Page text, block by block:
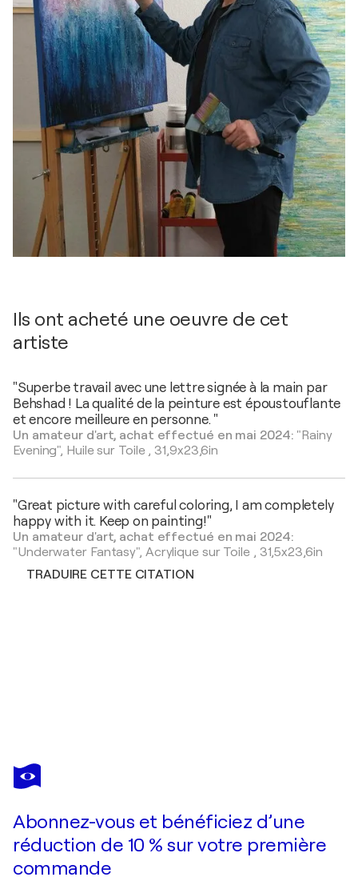
Ils ont acheté une oeuvre de cet
artiste
"Superbe travail avec une lettre signée à la main par
Behshad ! La qualité de la peinture est époustouflante
et encore meilleure en personne. "
Un amateur d'art, achat effectué en mai 2024: "Rainy
Evening", Huile sur Toile, 31,9x23,6in
"Great picture with careful coloring, I am completely
happy with it. Keep on painting!"
Un amateur d'art, achat effectué en mai 2024:
"Underwater Fantasy", Acrylique sur Toile, 31,5x23,6in
TRADUIRE CETTE CITATION
BEHSHAD
ARJOMANDI
Je passe commande
Abonnez-vous et bénéficiez d’une
réduction de 10 % sur votre première
commande